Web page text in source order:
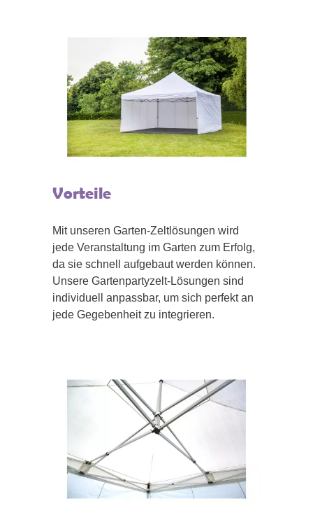
Vorteile
Mit unseren Garten-Zeltlösungen wird
jede Veranstaltung im Garten zum Erfolg,
da sie schnell aufgebaut werden können.
Unsere Gartenpartyzelt-Lösungen sind
individuell anpassbar, um sich perfekt an
jede Gegebenheit zu integrieren.